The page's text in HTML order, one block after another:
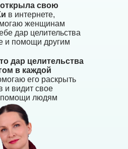
свою
в интернете,
женщинам
дар целительства
и помощи другим
дар целительства
в каждой
его раскрыть
и видит свое
помощи людям